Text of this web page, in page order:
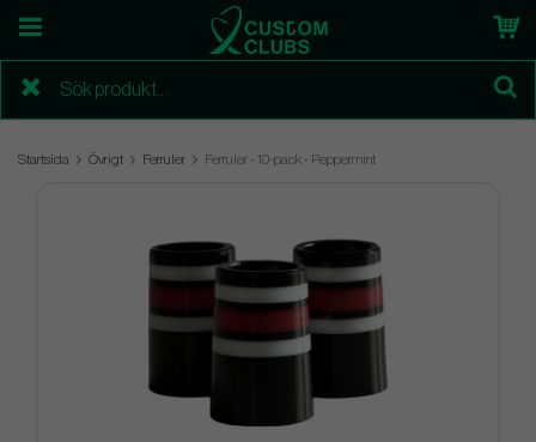
Startsida Övrigt Ferruler Ferruler - 10-pack - Peppermint